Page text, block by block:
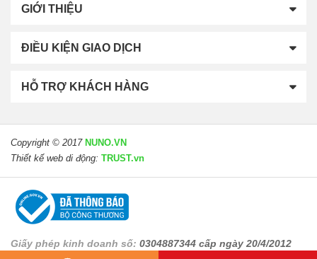
GIỚI THIỆU
ĐIỀU KIỆN GIAO DỊCH
HỖ TRỢ KHÁCH HÀNG
Copyright © 2017 NUNO.VN
Thiết kế web di động: TRUST.vn
Giấy phép kinh doanh số: 0304887344 cấp ngày 20/4/2012